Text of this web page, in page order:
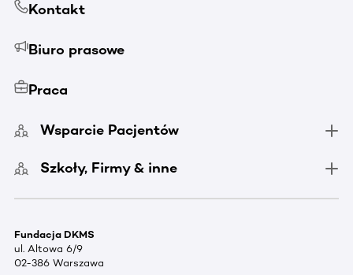
Kontakt
Biuro prasowe
Praca
Wsparcie Pacjentów
Szkoły, Firmy & inne
Fundacja DKMS
ul. Altowa 6/9
02-386 Warszawa